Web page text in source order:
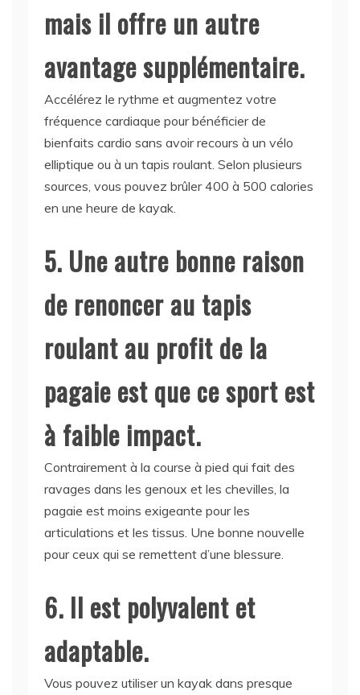
mais il offre un autre
avantage supplémentaire.
Accélérez le rythme et augmentez votre
fréquence cardiaque pour bénéficier de
bienfaits cardio sans avoir recours à un vélo
elliptique ou à un tapis roulant. Selon plusieurs
sources, vous pouvez brûler 400 à 500 calories
en une heure de kayak.
5. Une autre bonne raison
de renoncer au tapis
roulant au profit de la
pagaie est que ce sport est
à faible impact.
Contrairement à la course à pied qui fait des
ravages dans les genoux et les chevilles, la
pagaie est moins exigeante pour les
articulations et les tissus. Une bonne nouvelle
pour ceux qui se remettent d’une blessure.
6. Il est polyvalent et
adaptable.
Vous pouvez utiliser un kayak dans presque